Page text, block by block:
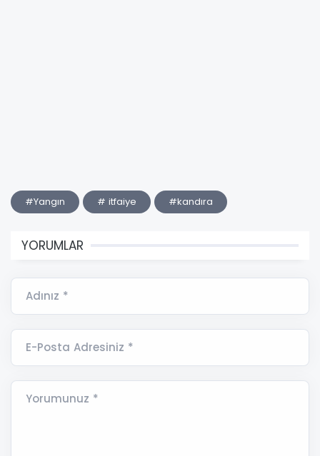
#Yangın # itfaiye #kandıra
YORUMLAR
Adınız *
E-Posta Adresiniz *
Yorumunuz *